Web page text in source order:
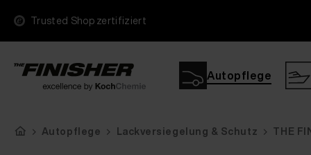
Trusted Shop zertifiziert
Autopflege
Autopflege Lackversiegelung & Schutz THE